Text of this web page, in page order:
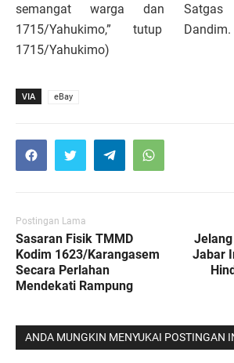
semangat warga dan Satgas
1715/Yahukimo,” tutup
1715/Yahukimo)
VIA eBay
Postingan Lama
Sasaran Fisik TMMD
Kodim 1623/Karangasem
Secara Perlahan
Mendekati Rampung
Jelang
Jabar
ANDA MUNGKIN MENYUKAI POSTINGAN